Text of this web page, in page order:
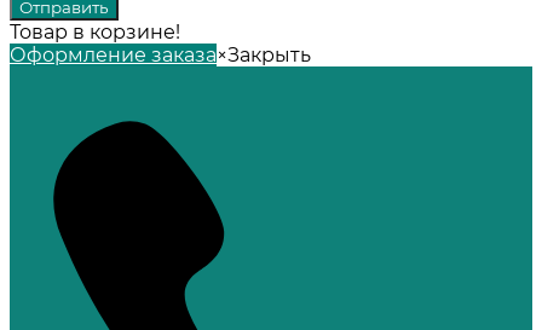
Товар в корзине!
Оформление заказа×Закрыть